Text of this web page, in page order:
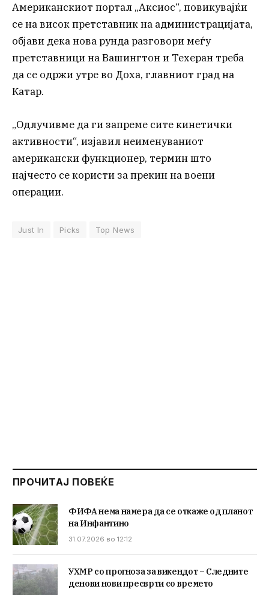
Американскиот портал „Аксиос“, повикувајќи
се на висок претставник на администрацијата,
објави дека нова рунда разговори меѓу
претставници на Вашингтон и Техеран треба
да се одржи утре во Доха, главниот град на
Катар.
„Одлучивме да ги запреме сите кинетички
активности“, изјавил неименуваниот
американски функционер, термин што
најчесто се користи за прекин на воени
операции.
Just In Picks Top News
ПРОЧИТАЈ ПОВЕЌЕ
ФИФА нема намера да се откаже од планот
на Инфантино
31.07.2026 во 12:12
УХМР со прогноза за викендот – Следните
денови нови пресврти со времето